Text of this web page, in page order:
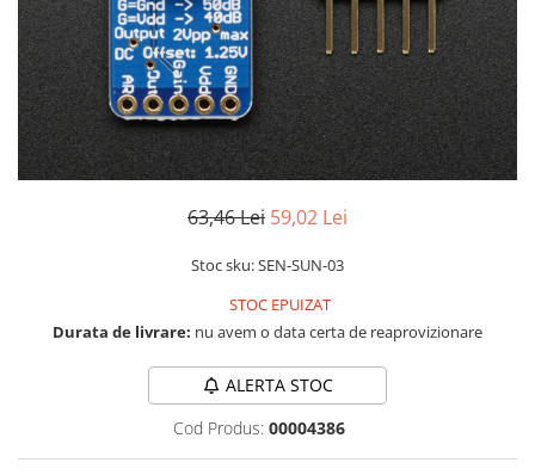
RS-232
RS-485
RTC
Telecomenzi
Motor 25D
Motor 37D
Motoreductor plastic
Stepper
Sub-Micro
Tamiya
Servomotoare
Suruburi, Piulite, Conectare
Micro:bit
Nvidia
Olinuxino
Photon
PIC
Platforme de dezvoltare
Thing
PIR
Radar
Sonar
Sunet
Tensiune
63,46 Lei 59,02 Lei
Stoc sku: SEN-SUN-03
STOC EPUIZAT
Durata de livrare: nu avem o data certa de reaprovizionare
ALERTA STOC
Cod Produs: 00004386